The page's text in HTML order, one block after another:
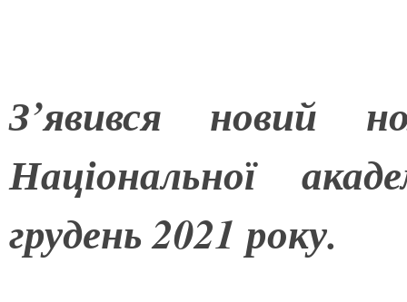
З’явився новий
Національної
грудень 2021 року.